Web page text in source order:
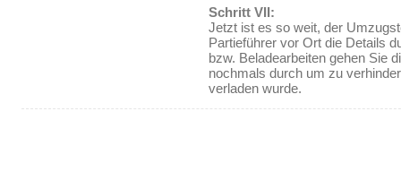
Schritt VII:
Jetzt ist es so weit, der
Partieführer vor Ort die Details
bzw. Beladearbeiten gehen Sie
nochmals durch um zu
verladen wurde.